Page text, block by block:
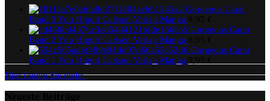
Gorgeous Carat
Band 3 You Higuri Carlsen Verlag Manga
Gorgeous Carat
Band 2 You Higuri Carlsen Verlag Manga
Gorgeous Carat
Band 1 You Higuri Carlsen Verlag Manga
Hier finden Sie mehr.